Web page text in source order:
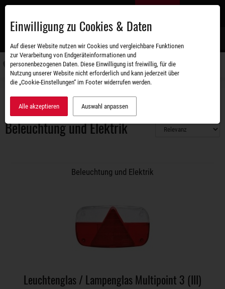
Zum
Beleuchtung und Elektrik
Beleuchtung und Elektrik
Leuchtenglas / Lampenglas Multipoint 3 (III)
Einwilligung zu Cookies & Daten
Auf dieser Website nutzen wir Cookies und vergleichbare Funktionen
zur Verarbeitung von Endgeräteinformationen und
personenbezogenen Daten. Diese Einwilligung ist freiwillig, für die
Nutzung unserer Website nicht erforderlich und kann jederzeit über
die „Cookie-Einstellungen“ im Footer widerrufen werden.
Alle akzeptieren Auswahl anpassen